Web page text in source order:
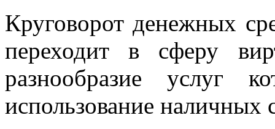
Круговорот денежных
переходит в сферу
разнообразие услуг
использование наличных